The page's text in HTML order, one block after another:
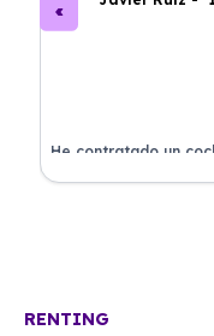
He contratado un
estoy impresionado.
RENTING